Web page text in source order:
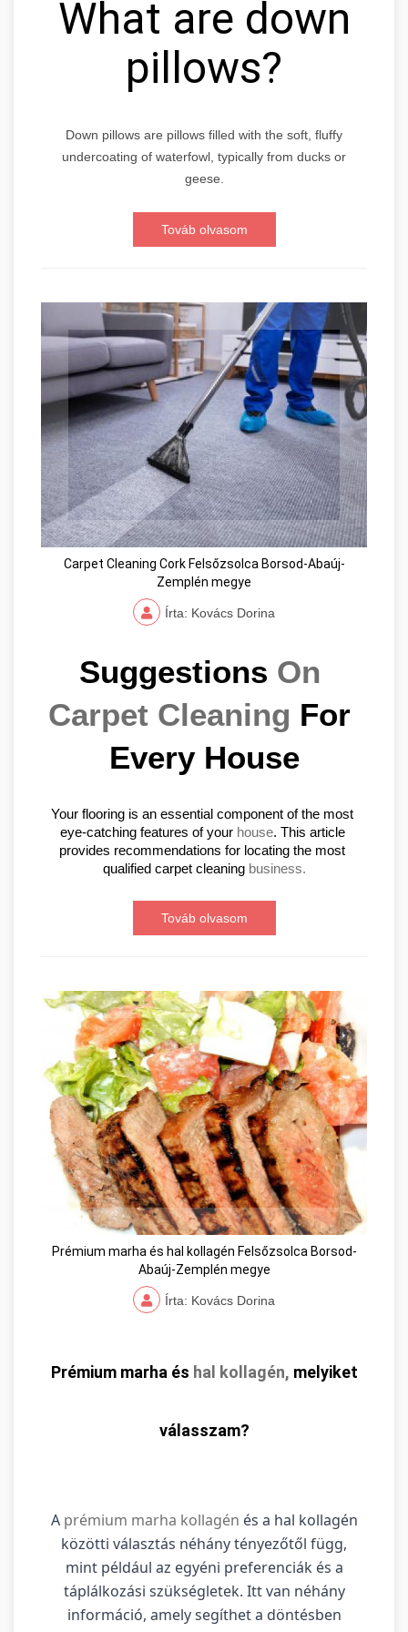
What are down
pillows?
Down pillows are pillows filled with the soft, fluffy
undercoating of waterfowl, typically from ducks or
geese.
Továb olvasom
Carpet Cleaning Cork Felsőzsolca Borsod-Abaúj-
Zemplén megye
Írta: Kovács Dorina
Suggestions On
Carpet Cleaning For
Every House
Your flooring is an essential component of the most
eye-catching features of your house. This article
provides recommendations for locating the most
qualified carpet cleaning business.
Továb olvasom
Prémium marha és hal kollagén Felsőzsolca Borsod-
Abaúj-Zemplén megye
Írta: Kovács Dorina
Prémium marha és hal kollagén, melyiket
válasszam?
A prémium marha kollagén és a hal kollagén
közötti választás néhány tényezőtől függ,
mint például az egyéni preferenciák és a
táplálkozási szükségletek. Itt van néhány
információ, amely segíthet a döntésben